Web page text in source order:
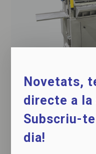
Premsa formadora 3D
per a productes frescos
Novetats,
directe a la
Subscriu-
dia!